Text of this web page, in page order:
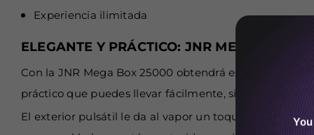
Experiencia ilimitada
ELEGANTE Y PRÁCTICO: JNR MEGA BOX
Con la JNR Mega Box 25000 obtendrá estilo y
práctico que puedes llevar fácilmente, sin importar a
El exterior pulsátil le da al vapor un toque de